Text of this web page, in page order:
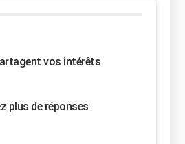
vos intérêts
plus de réponses